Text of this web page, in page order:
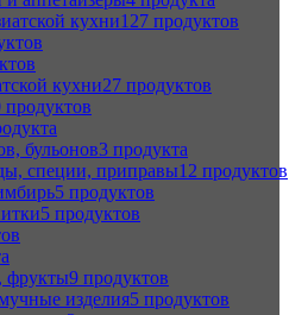
кухни127 продуктов
кухни27 продуктов
продуктов
бульонов3 продукта
специи, приправы12 продуктов
5 продуктов
5 продуктов
фрукты9 продуктов
изделия5 продуктов